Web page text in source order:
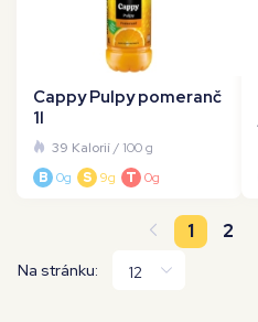
Cappy Pulpy pomeranč
1l
39 Kalorií/ 100 g
B 0g S 9g T 0g
1 2
Na stránku: